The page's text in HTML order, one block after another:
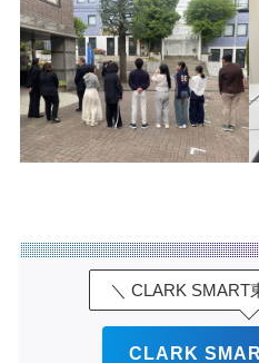
＼ CLARK SMART
CLARK